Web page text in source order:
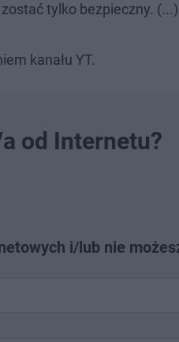
tylko bezpieczny. (...)
kanału YT.
od Internetu?
i/lub nie